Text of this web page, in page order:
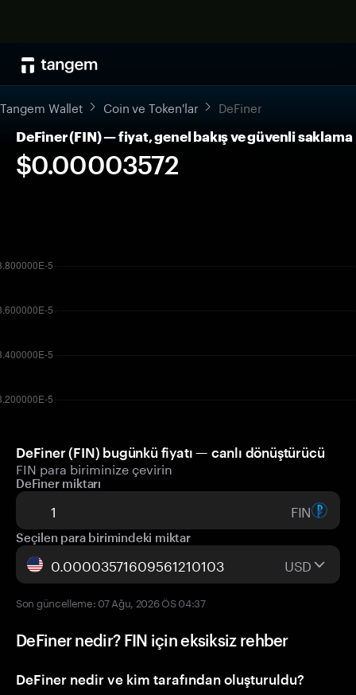
Tangem Wallet Coin ve Token'lar DeFiner
DeFiner (FIN) — fiyat, genel bakış ve güvenli saklama
$0.00003572
DeFiner (FIN) bugünkü fiyatı — canlı dönüştürücü
FIN para biriminize çevirin
DeFiner miktarı
FIN
Seçilen para birimindeki miktar
USD
Son güncelleme: 07 Ağu, 2026 ÖS 04:37
DeFiner nedir? FIN için eksiksiz rehber
DeFiner nedir ve kim tarafından oluşturuldu?